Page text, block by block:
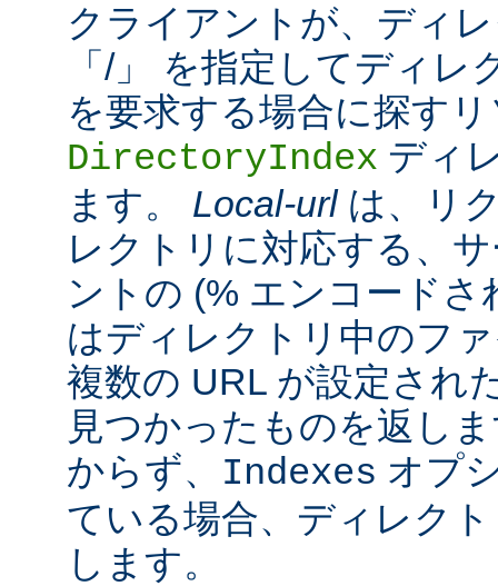
クライアントが、ディ
「/」 を指定してディ
を要求する場合に探す
DirectoryIndex ディ
ます。 Local-urlは、リ
レクトリに対応する、
ントの (% エンコードさ
はディレクトリ中のフ
複数の URL が設定され
見つかったものを返し
からず、 Indexes オプ
ている場合、ディレク
します。